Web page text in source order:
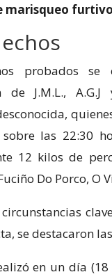
marisqueo furtivo
probados se
de J.M.L.,
las 22:30
12 kilos de
Do Porco, O
se destacaron
en un día